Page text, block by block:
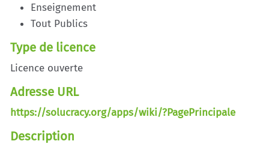
Enseignement
Tout Publics
Type de licence
Licence ouverte
Adresse URL
https://solucracy.org/apps/wiki/?PagePrincipale
Description